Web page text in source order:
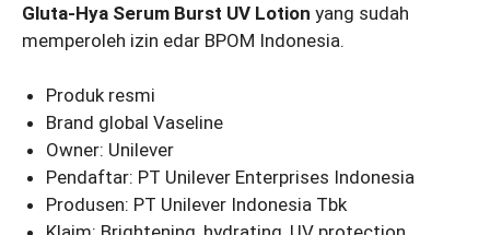
Gluta-Hya Serum Burst UV Lotion yang sudah
memperoleh izin edar BPOM Indonesia.
Produk resmi
Brand global Vaseline
Owner: Unilever
Pendaftar: PT Unilever Enterprises Indonesia
Produsen: PT Unilever Indonesia Tbk